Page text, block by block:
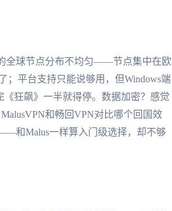
全球节点分布不均匀——节点集中在欧
；平台支持只能说够用，但Windows端
狂飙》一半就得停。数据加密？感觉
和畅回VPN对比哪个回国效
和Malus一样算入门级选择，却不够